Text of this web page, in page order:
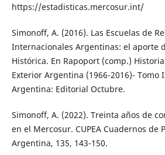
https://estadisticas.mercosur.int/
Simonoff, A. (2016). Las Escuelas de
Internacionales Argentinas: el aporte
Histórica. En Rapoport (comp.)
Exterior Argentina (1966-2016)- Tomo
Argentina: Editorial Octubre.
Simonoff, A. (2022). Treinta años de
en el Mercosur. CUPEA Cuadernos de
Argentina, 135, 143-150.